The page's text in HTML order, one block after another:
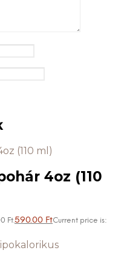
4oz (110
Ft.590.00 FtCurrent price is: